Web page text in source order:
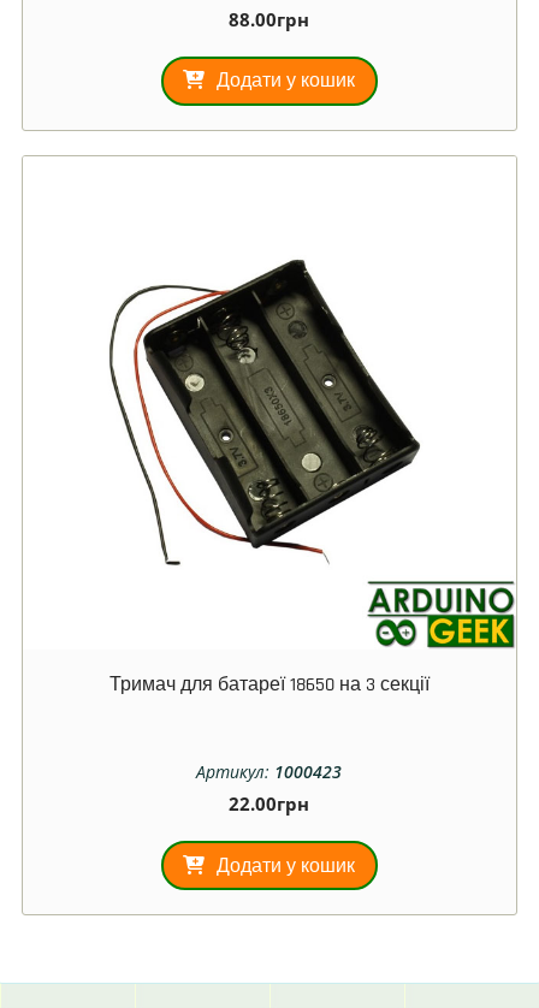
88.00грн
Додати у кошик
Тримач для батареї 18650 на 3 секції
Артикул: 1000423
22.00грн
Додати у кошик